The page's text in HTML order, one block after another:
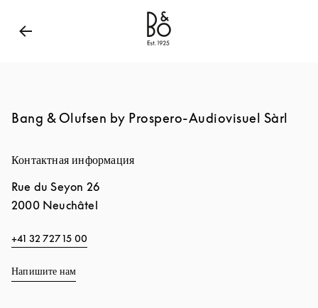
Bang & Olufsen - Exist to Create
Bang & Olufsen by Prospero-Audiovisuel Sàrl
Контактная информация
Rue du Seyon 26
2000 Neuchâtel
+41 32 727 15 00
Напишите нам